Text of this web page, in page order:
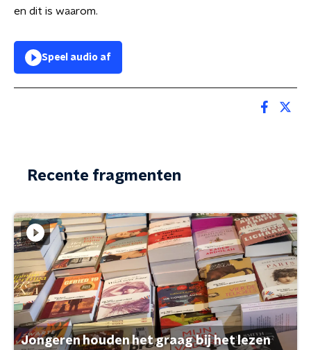
en dit is waarom.
Speel audio af
Recente fragmenten
Jongeren houden het graag bij het lezen